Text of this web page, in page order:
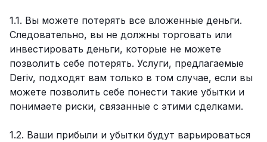
1.1. Вы можете потерять все вложенные деньги.
Следовательно, вы не должны торговать или
инвестировать деньги, которые не можете
позволить себе потерять. Услуги, предлагаемые
Deriv, подходят вам только в том случае, если вы
можете позволить себе понести такие убытки и
понимаете риски, связанные с этими сделками.
1.2. Ваши прибыли и убытки будут варьироваться